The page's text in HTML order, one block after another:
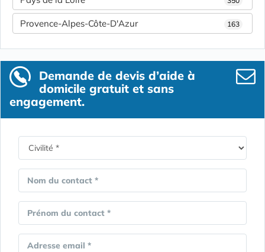
Provence-Alpes-Côte-D'Azur 163
Demande de devis d’aide à
domicile gratuit et sans
engagement.
Nom du contact *
Prénom du contact *
Adresse email *